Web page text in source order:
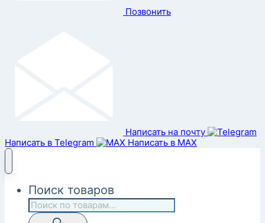
Позвонить
Написать на почту
Написать в Telegram
Написать в MAX
Поиск товаров